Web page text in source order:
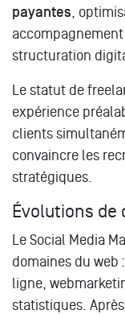
payantes,
structuration
Le statut de
expérience
clients
convaincre les
stratégiques.
Évolutions de
Le Social Media
domaines du
ligne,
statistiques.